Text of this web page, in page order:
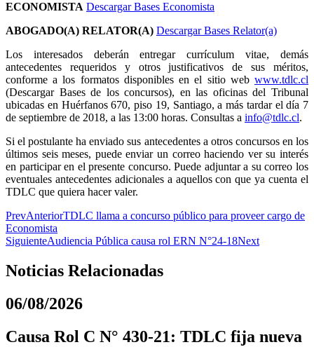
ECONOMISTA Descargar Bases Economista
ABOGADO(A) RELATOR(A) Descargar Bases Relator(a)
Los interesados deberán entregar currículum vitae, demás
antecedentes requeridos y otros justificativos de sus méritos,
conforme a los formatos disponibles en el sitio web www.tdlc.cl
(Descargar Bases de los concursos), en las oficinas del Tribunal
ubicadas en Huérfanos 670, piso 19, Santiago, a más tardar el día 7
de septiembre de 2018, a las 13:00 horas. Consultas a info@tdlc.cl.
Si el postulante ha enviado sus antecedentes a otros concursos en los
últimos seis meses, puede enviar un correo haciendo ver su interés
en participar en el presente concurso. Puede adjuntar a su correo los
eventuales antecedentes adicionales a aquellos con que ya cuenta el
TDLC que quiera hacer valer.
PrevAnteriorTDLC llama a concurso público para proveer cargo de
Economista
SiguienteAudiencia Pública causa rol ERN N°24-18Next
Noticias Relacionadas
06/08/2026
Causa Rol C N° 430-21: TDLC fija nueva